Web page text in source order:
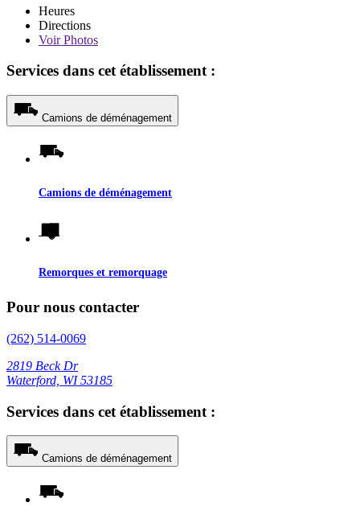
Heures
Directions
VoirPhotos
Services dans cet établissement :
Camions de déménagement
Camions de déménagement
Remorques et remorquage
Pour nous contacter
(262) 514-0069
2819 Beck Dr
Waterford, WI 53185
Services dans cet établissement :
Camions de déménagement